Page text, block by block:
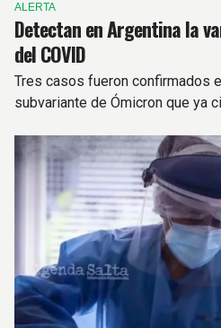
ALERTA
Detectan en Argentina la
del COVID
Tres casos fueron confirmados
subvariante de Ómicron que ya